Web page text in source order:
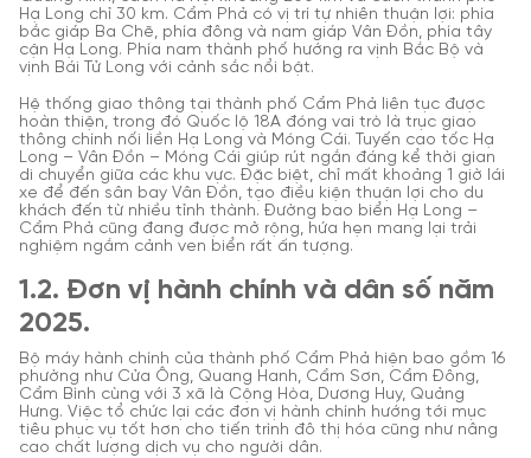
Hạ Long chỉ 30 km. Cẩm Phả có vị trí tự nhiên thuận lợi: phía
bắc giáp Ba Chẽ, phía đông và nam giáp Vân Đồn, phía tây
cận Hạ Long. Phía nam thành phố hướng ra vịnh Bắc Bộ và
vịnh Bái Tử Long với cảnh sắc nổi bật.
Hệ thống giao thông tại thành phố Cẩm Phả liên tục được
hoàn thiện, trong đó Quốc lộ 18A đóng vai trò là trục giao
thông chính nối liền Hạ Long và Móng Cái. Tuyến cao tốc Hạ
Long – Vân Đồn – Móng Cái giúp rút ngắn đáng kể thời gian
di chuyển giữa các khu vực. Đặc biệt, chỉ mất khoảng 1 giờ lái
xe để đến sân bay Vân Đồn, tạo điều kiện thuận lợi cho du
khách đến từ nhiều tỉnh thành. Đường bao biển Hạ Long –
Cẩm Phả cũng đang được mở rộng, hứa hẹn mang lại trải
nghiệm ngắm cảnh ven biển rất ấn tượng.
1.2. Đơn vị hành chính và dân số năm
2025.
Bộ máy hành chính của thành phố Cẩm Phả hiện bao gồm 16
phường như Cửa Ông, Quang Hanh, Cẩm Sơn, Cẩm Đông,
Cẩm Bình cùng với 3 xã là Cộng Hòa, Dương Huy, Quảng
Hưng. Việc tổ chức lại các đơn vị hành chính hướng tới mục
tiêu phục vụ tốt hơn cho tiến trình đô thị hóa cũng như nâng
cao chất lượng dịch vụ cho người dân.